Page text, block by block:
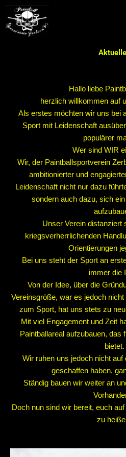
Inhalt
springen
Hallo liebe
herzlich willkommen auf
Als erstes möchten wir uns bei
Sport mit Leidenschaft
populärer
Wer sind WIR
Wir, der Paintballsportverein
ambitionierter und
Leidenschaft nicht nur dazu
sondern auch dazu, sich
Unser Verein distanziert
kriegsverherrlichenden
Orientierungen
Bei uns steht der Sport an
immer die
Von der Idee, über die
Vereinsgröße, war es jedoch
zum Sport, hat uns stets zu
Mit viel Engagement und Zeit
Paintballareal aufzubauen, das
bietet.
Wir ruhen uns jedoch nicht
geschaffen haben,
Ständig bauen wir weiter an
Doch nun sind wir bereit, euch
zu